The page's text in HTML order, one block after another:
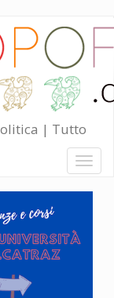
| Tutto
Toggle